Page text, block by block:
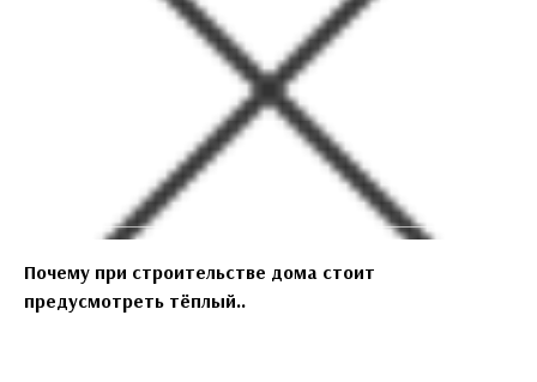
Почему при строительстве дома стоит
предусмотреть тёплый..